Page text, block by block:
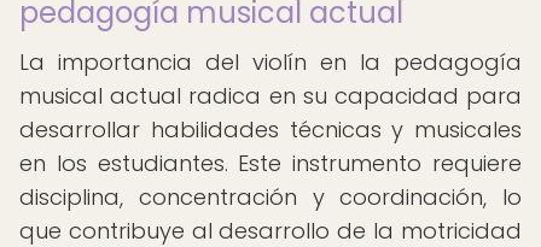
pedagogía musical actual
La importancia del violín en la pedagogía
musical actual radica en su capacidad para
desarrollar habilidades técnicas y musicales
en los estudiantes. Este instrumento requiere
disciplina, concentración y coordinación, lo
que contribuye al desarrollo de la motricidad